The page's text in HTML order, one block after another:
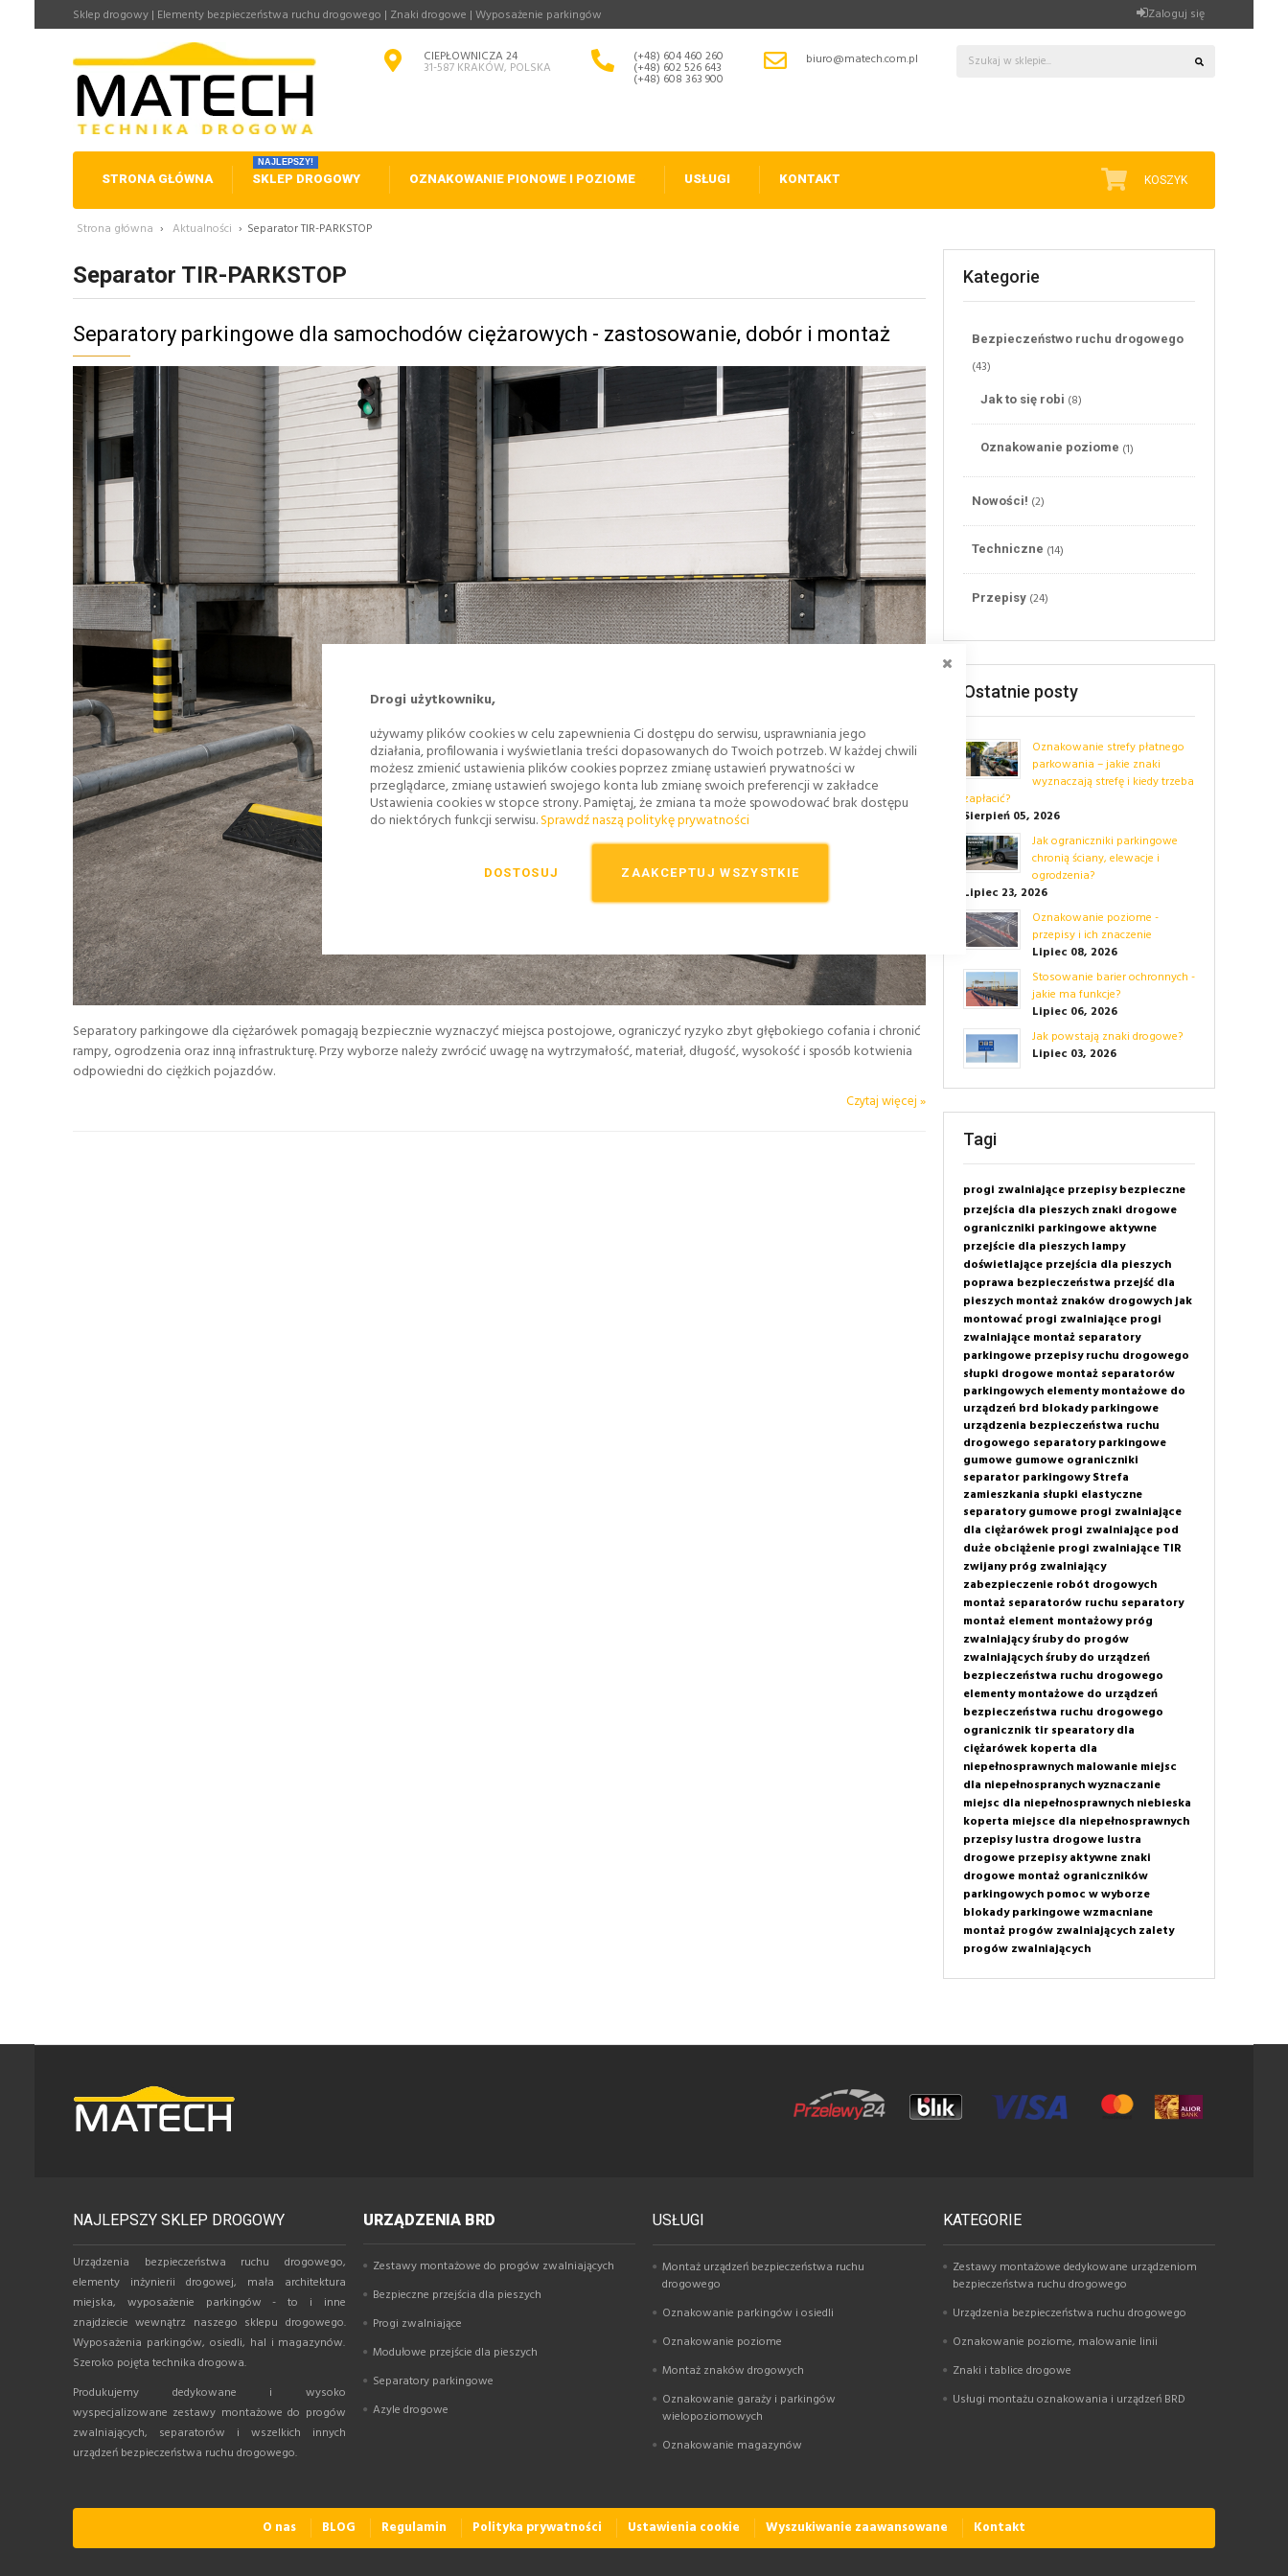
Drogi użytkowniku,
używamy plików cookies w celu zapewnienia Ci dostępu do serwisu, usprawniania jego
działania, profilowania i wyświetlania treści dopasowanych do Twoich potrzeb. W każdej chwili
możesz zmienić ustawienia plików cookies poprzez zmianę ustawień prywatności w
przeglądarce, zmianę ustawień swojego konta lub zmianę swoich preferencji w zakładce
Ustawienia cookies w stopce strony. Pamiętaj, że zmiana ta może spowodować brak dostępu
do niektórych funkcji serwisu.Sprawdź naszą politykę prywatności
ZAAKCEPTUJ WSZYSTKIE
DOSTOSUJ
Sklep drogowy | Elementy bezpieczeństwa ruchu drogowego | Znaki drogowe | Wyposażenie parkingów Zaloguj się
CIEPŁOWNICZA 24
31-587 KRAKÓW, POLSKA
(+48) 604 460 260
(+48) 602 526 643
(+48) 608 363 900
biuro@matech.com.pl
STRONA GŁÓWNA SKLEP DROGOWY
NAJLEPSZY!
OZNAKOWANIE PIONOWE I POZIOME USŁUGI KONTAKT KOSZYK
Strona główna › Aktualności › Separator TIR-PARKSTOP
Separator TIR-PARKSTOP
Separatory parkingowe dla samochodów ciężarowych - zastosowanie, dobór i montaż
Separatory parkingowe dla ciężarówek pomagają bezpiecznie wyznaczyć miejsca postojowe, ograniczyć ryzyko zbyt głębokiego cofania i chronić
rampy, ogrodzenia oraz inną infrastrukturę. Przy wyborze należy zwrócić uwagę na wytrzymałość, materiał, długość, wysokość i sposób kotwienia
odpowiedni do ciężkich pojazdów.
Czytaj więcej »
Kategorie
Bezpieczeństwo ruchu drogowego
(43)
Jak to się robi (8)
Oznakowanie poziome (1)
Nowości! (2)
Techniczne (14)
Przepisy(24)
Ostatnie posty
Oznakowanie strefy płatnego
parkowania – jakie znaki
wyznaczają strefę i kiedy trzeba
zapłacić?
Sierpień 05, 2026
Jak ograniczniki parkingowe
chronią ściany, elewacje i
ogrodzenia?
Lipiec 23, 2026
Oznakowanie poziome -
przepisy i ich znaczenie
Lipiec 08, 2026
Stosowanie barier ochronnych -
jakie ma funkcje?
Lipiec 06, 2026
Jak powstają znaki drogowe?
Lipiec 03, 2026
Tagi
progi zwalniające przepisy bezpieczne
przejścia dla pieszych znaki drogowe
ograniczniki parkingowe aktywne
przejście dla pieszych lampy
doświetlające przejścia dla pieszych
poprawa bezpieczeństwa przejść dla
pieszych montaż znaków drogowychjak
montować progi zwalniające progi
zwalniające montaż separatory
parkingowe przepisy ruchu drogowego
słupki drogowe montaż separatorów
parkingowych elementy montażowe do
urządzeń brd blokady parkingowe
urządzenia bezpieczeństwa ruchu
drogowego separatory parkingowe
gumowe gumowe ograniczniki
separator parkingowy Strefa
zamieszkania słupki elastyczne
separatory gumowe progi zwalniające
dla ciężarówek progi zwalniające pod
duże obciążenie progi zwalniające TIR
zwijany próg zwalniający
zabezpieczenie robót drogowych
montaż separatorów ruchu separatory
montaż element montażowy próg
zwalniającyśruby do progów
zwalniającychśruby do urządzeń
bezpieczeństwa ruchu drogowego
elementy montażowe do urządzeń
bezpieczeństwa ruchu drogowego
ogranicznik tir spearatory dla
ciężarówek koperta dla
niepełnosprawnych malowanie miejsc
dla niepełnospranychwyznaczanie
miejsc dla niepełnosprawnych niebieska
koperta miejsce dla niepełnosprawnych
przepisy lustra drogowe lustra
drogowe przepisy aktywne znaki
drogowe montaż ograniczników
parkingowych pomoc w wyborze
blokady parkingowe wzmacniane
montaż progów zwalniających zalety
progów zwalniających
NAJLEPSZY SKLEP DROGOWY
Urządzenia bezpieczeństwa ruchu drogowego,
elementy inżynierii drogowej, mała architektura
miejska, wyposażenie parkingów - to i inne
znajdziecie wewnątrz naszego sklepu drogowego.
Wyposażenia parkingów, osiedli, hal i magazynów.
Szeroko pojęta technika drogowa.
Produkujemy dedykowane i wysoko
wyspecjalizowane zestawy montażowe do progów
zwalniających, separatorów i wszelkich innych
urządzeń bezpieczeństwa ruchu drogowego.
URZĄDZENIA BRD
Zestawy montażowe do progów zwalniających
Bezpieczne przejścia dla pieszych
Progi zwalniające
Modułowe przejście dla pieszych
Separatory parkingowe
Azyle drogowe
USŁUGI
Montaż urządzeń bezpieczeństwa ruchu
drogowego
Oznakowanie parkingów i osiedli
Oznakowanie poziome
Montaż znaków drogowych
Oznakowanie garaży i parkingów
wielopoziomowych
Oznakowanie magazynów
KATEGORIE
Zestawy montażowe dedykowane urządzeniom
bezpieczeństwa ruchu drogowego
Urządzenia bezpieczeństwa ruchu drogowego
Oznakowanie poziome, malowanie linii
Znaki i tablice drogowe
Usługi montażu oznakowania i urządzeń BRD
O nas BLOG Regulamin Polityka prywatności Ustawienia cookie Wyszukiwanie zaawansowane Kontakt